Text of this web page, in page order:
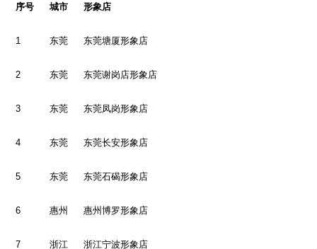
序号 城市 形象店
1 东莞 东莞塘厦形象店
2 东莞 东莞谢岗店形象店
3 东莞 东莞凤岗形象店
4 东莞 东莞长安形象店
5 东莞 东莞石碣形象店
6 惠州 惠州博罗形象店
7 浙江 浙江宁波形象店